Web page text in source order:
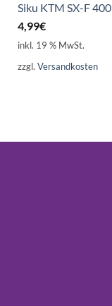
Siku KTM SX-F 400
4,99€
inkl. 19 % MwSt.
zzgl. Versandkosten